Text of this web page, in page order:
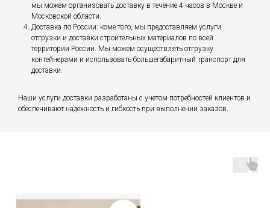
мы можем организовать доставку в течение 4 часов в Москве и
Московской области.
Доставка по России: коме того, мы предоставляем услуги
отгрузки и доставки строительных материалов по всей
территории России. Мы можем осуществлять отгрузку
контейнерами и использовать большегабаритный транспорт для
доставки.
Наши услуги доставки разработаны с учетом потребностей клиентов и
обеспечивают надежность и гибкость при выполнении заказов.